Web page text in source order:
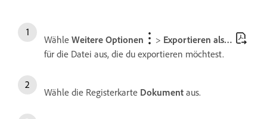
Wähle Weitere Optionen > Exportieren als…
für die Datei aus, die du exportieren möchtest.
Wähle die Registerkarte Dokument aus.